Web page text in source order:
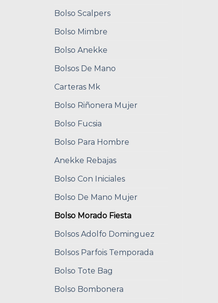
Bolso Scalpers
Bolso Mimbre
Bolso Anekke
Bolsos De Mano
Carteras Mk
Bolso Riñonera Mujer
Bolso Fucsia
Bolso Para Hombre
Anekke Rebajas
Bolso Con Iniciales
Bolso De Mano Mujer
Bolso Morado Fiesta
Bolsos Adolfo Dominguez
Bolsos Parfois Temporada
Bolso Tote Bag
Bolso Bombonera